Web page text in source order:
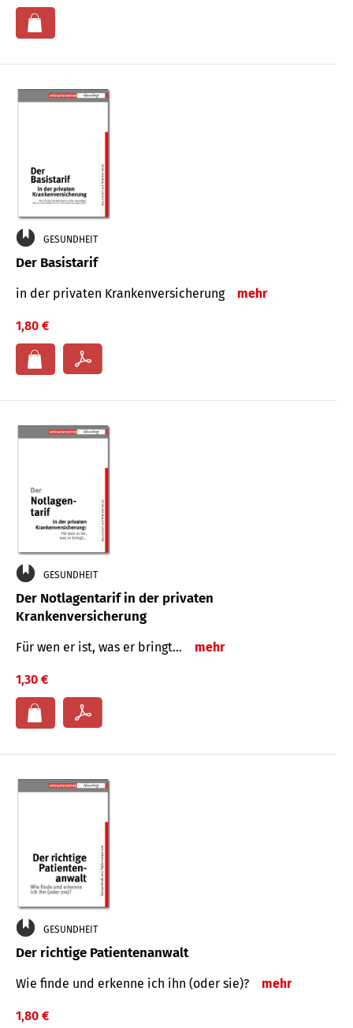
GESUNDHEIT
Der Basistarif
in der privaten Kran­ken­ver­siche­rung mehr
1,80 €
GESUNDHEIT
Der Notlagentarif in der privaten
Krankenversicherung
Für wen er ist, was er bringt… mehr
1,30 €
GESUNDHEIT
Der richtige Patientenanwalt
Wie finde und erkenne ich ihn (oder sie)? mehr
1,80 €